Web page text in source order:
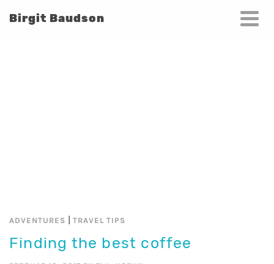
Birgit Baudson
ADVENTURES TRAVEL TIPS
Finding the best coffee